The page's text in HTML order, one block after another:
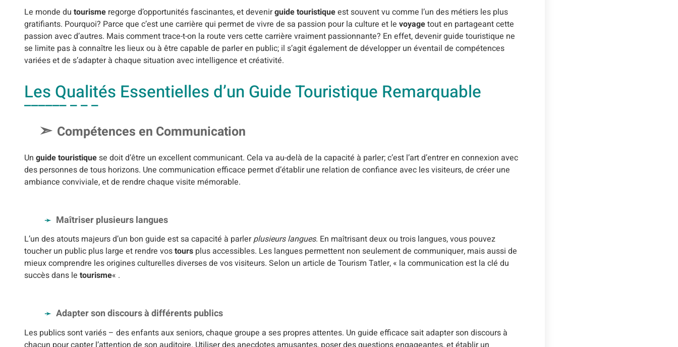
Le monde du tourisme regorge d’opportunités fascinantes, et devenirguide touristiqueest souvent vu comme l’un des métiers les plus
gratifiants. Pourquoi? Parce que c’est une carrière qui permet de vivre de sa passion pour la culture et le voyagetout en partageant cette
passion avec d’autres. Mais comment trace-t-on la route vers cette carrière vraiment passionnante? En effet, devenir guide touristique ne
se limite pas à connaître les lieux ou à être capable de parler en public; il s’agit également de développer un éventail de compétences
variées et de s’adapter à chaque situation avec intelligence et créativité.
Les Qualités Essentielles d’un Guide Touristique Remarquable
Compétences en Communication
Un guide touristiquese doit d’être un excellent communicant. Cela va au-delà de la capacité à parler; c’est l’art d’entrer en connexion avec
des personnes de tous horizons. Une communication efficace permet d’établir une relation de confiance avec les visiteurs, de créer une
ambiance conviviale, et de rendre chaque visite mémorable.
Maîtriser plusieurs langues
L’un des atouts majeurs d’un bon guide est sa capacité à parlerplusieurs langues. En maîtrisant deux ou trois langues, vous pouvez
toucher un public plus large et rendre vostours plus accessibles. Les langues permettent non seulement de communiquer, mais aussi de
mieux comprendre les origines culturelles diverses de vos visiteurs. Selon un article de Tourism Tatler, « la communication est la clé du
succès dans le tourisme« .
Adapter son discours à différents publics
Les publics sont variés – des enfants aux seniors, chaque groupe a ses propres attentes. Un guide efficace sait adapter son discours à